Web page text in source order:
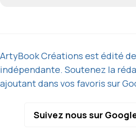
ArtyBook Créations est édité
indépendante. Soutenez la
ajoutant dans vos favoris sur
Suivez nous sur